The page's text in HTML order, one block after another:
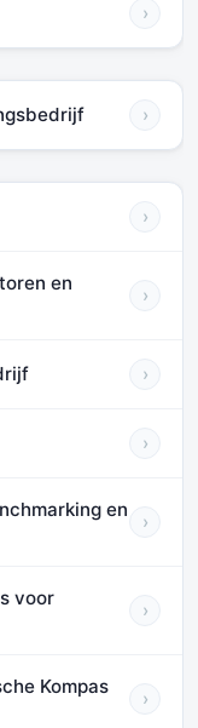
›
›
›
en
›
›
›
en
›
voor
›
Kompas
›